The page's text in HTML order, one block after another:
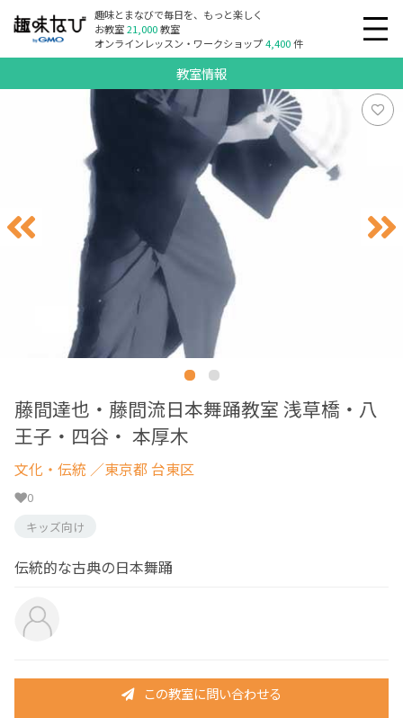
趣味とまなびで毎日を、もっと楽しく
お教室21,000教室
オンラインレッスン・ワークショップ4,400件
教室情報
藤間達也・藤間流日本舞踊教室 浅草橋・八
王子・四谷・ 本厚木
文化・伝統 ／東京都 台東区
0
キッズ向け
伝統的な古典の日本舞踊
この教室に問い合わせる